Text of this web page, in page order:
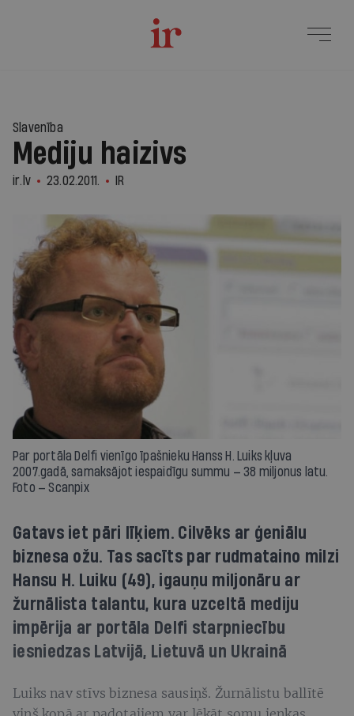
Slavenība
Mediju haizivs
ir.lv 23.02.2011. IR
Par portāla Delfi vienīgo īpašnieku Hanss H. Luiks kļuva
2007.gadā, samaksājot iespaidīgu summu — 38 miljonus latu.
Foto — Scanpix
Gatavs iet pāri līķiem. Cilvēks ar ģeniālu
biznesa ožu. Tas sacīts par rudmataino milzi
Hansu H. Luiku (49), igauņu miljonāru ar
žurnālista talantu, kura uzceltā mediju
impērija ar portāla Delfi starpniecību
iesniedzas Latvijā, Lietuvā un Ukrainā
Luiks nav stīvs biznesa sausiņš. Žurnālistu ballītē